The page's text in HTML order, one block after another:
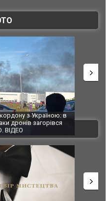
з Україною: в
дронів загорівся
ВІДЕО
"Мої